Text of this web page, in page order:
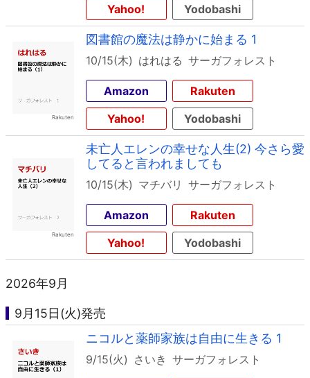
Yahoo!
Yodobashi
図書館の魔法は静かに始まる 1
10/15(木) はれはる サーガフォレスト
Amazon
Rakuten
Yahoo!
Yodobashi
未亡人エレンの幸せな人生(2) 今さら愛
してると言われましても
10/15(木) マチバリ サーガフォレスト
Amazon
Rakuten
Yahoo!
Yodobashi
2026年9月
9月15日(火)発売
ニコルと薬師家族は自由に生きる 1
9/15(火) さいき サーガフォレスト